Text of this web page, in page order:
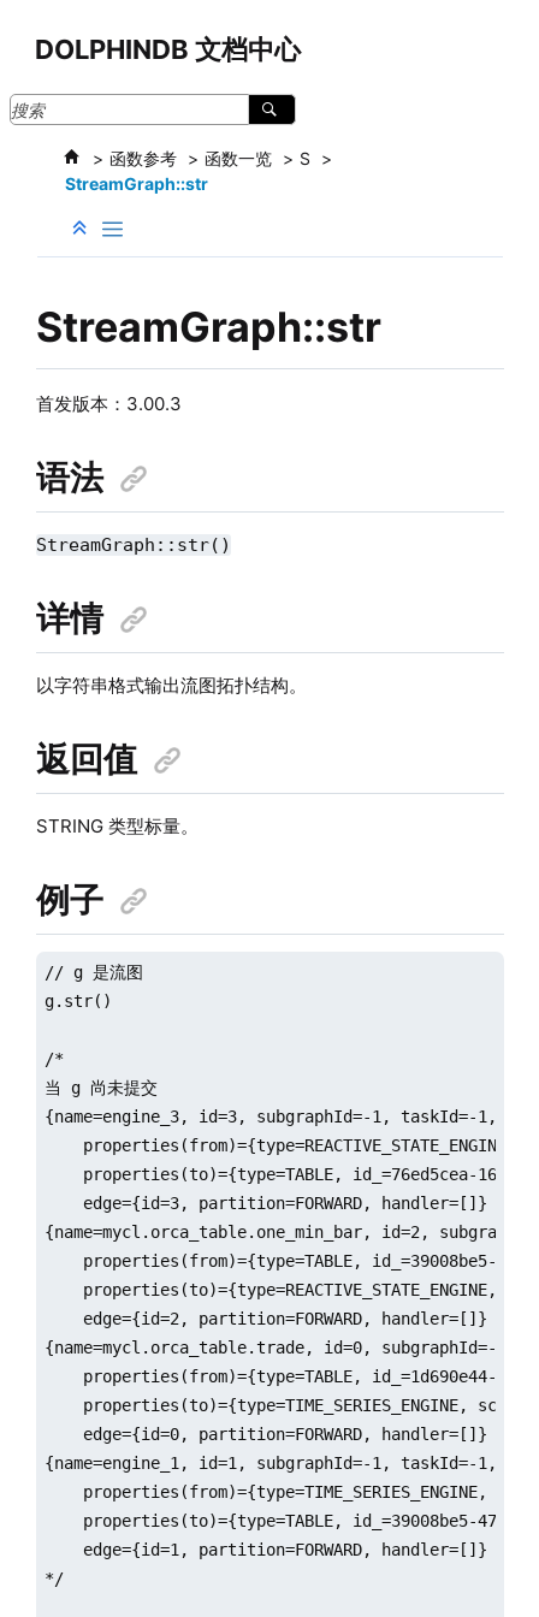
DOLPHINDB 文档中心
函数参考 函数一览
S
StreamGraph::str
StreamGraph::str
首发版本：3.00.3
语法
StreamGraph::str()
详情
以字符串格式输出流图拓扑结构。
返回值
STRING 类型标量。
例子
// g 是流图
g.str()
/*
当 g 尚未提交
{name=engine_3, id=3, subgraphId=-1, taskId=-1,
properties(from)={type=REACTIVE_STATE_ENGINE,
properties(to)={type=TABLE, id_=76ed5cea-
    edge={id=3, partition=FORWARD, handler=[]}
{name=mycl.orca_table.one_min_bar, id=2,
properties(from)={type=TABLE, id_=39008be5-
properties(to)={type=REACTIVE_STATE_ENGINE,
    edge={id=2, partition=FORWARD, handler=[]}
{name=mycl.orca_table.trade, id=0, subgraphId=-1,
properties(from)={type=TABLE, id_=1d690e44-
properties(to)={type=TIME_SERIES_ENGINE,
    edge={id=0, partition=FORWARD, handler=[]}
{name=engine_1, id=1, subgraphId=-1, taskId=-1,
properties(from)={type=TIME_SERIES_ENGINE,
properties(to)={type=TABLE, id_=39008be5-
    edge={id=1, partition=FORWARD, handler=[]}
*/